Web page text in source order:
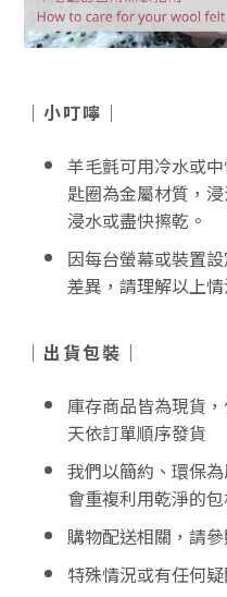
｜小叮嚀｜
羊毛氈可用冷水或
匙圈為金屬材質，
浸水或盡快擦乾。
因每台螢幕或裝置
差異，請理解以上
｜出貨包裝｜
庫存商品皆為現貨
天依訂單順序發貨
我們以簡約、環保
會重複利用乾淨的
購物配送相關，請
特殊情況或有任何